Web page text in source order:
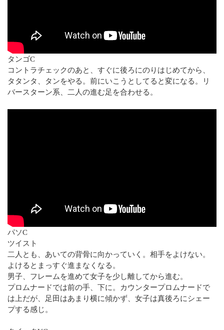
タンゴC
コントラチェックのあと、すぐに後ろにのりはじめてから、
タタンタ、タンをやる。前にいこうとしてると変になる。リ
バースターン系、二人の進む足を合わせる。
パソC
ツイスト
二人とも、あいての背骨に向かっていく。相手をよけない。
よけるとまっすぐ進まなくなる。
男子、フレームを進めて女子を少し離してから進む。
プロムナードでは前の手、下に。カウンタープロムナードで
は上だが、足田はあまり横に傾かず、女子は真後ろにシェー
プする感じ。